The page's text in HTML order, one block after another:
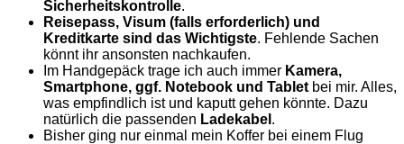
Sicherheitskontrolle.
Reisepass, Visum (falls erforderlich) und
Kreditkarte sind das Wichtigste. Fehlende Sachen
könnt ihr ansonsten nachkaufen.
Im Handgepäck trage ich auch immer Kamera,
Smartphone, ggf. Notebook und Tablet bei mir. Alles,
was empfindlich ist und kaputt gehen könnte. Dazu
natürlich die passenden Ladekabel .
Bisher ging nur einmal mein Koffer bei einem Flug